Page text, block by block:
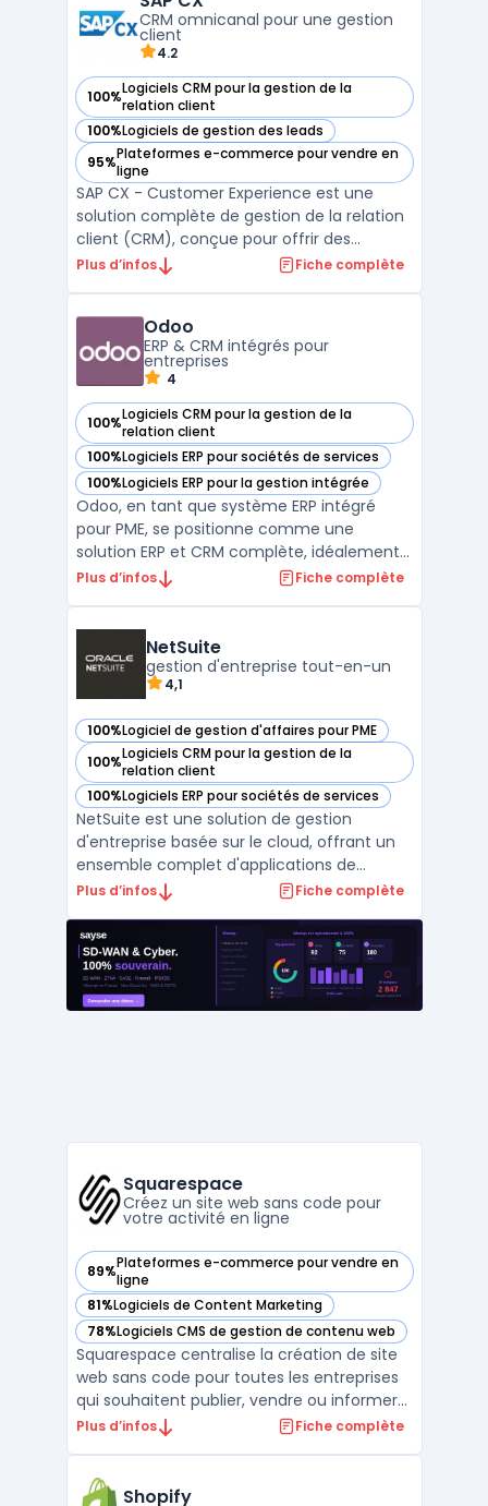
franchisées. Openbravo : est le choi ...
CRM omnicanal pour une gestion
client
4.2
100%Logiciels CRM pour la gestion de la
relation client
— voir SAP CX dans cette catégorie
100%Logiciels de gestion des leads
— voir SAP CX dans cette catégorie
95%Plateformes e-commerce pour vendre en
ligne
— voir SAP CX dans cette catégorie
SAP CX - Customer Experience est une
solution complète de gestion de la relation
client (CRM), conçue pour offrir des
expériences personnalisées et cohérentes
des ventes, la gestion des campagnes
marketing et le suivi ...
Plus d’infos Fiche complète
Odoo
ERP & CRM intégrés pour
entreprises
4
100%Logiciels CRM pour la gestion de la
relation client
— voir Odoo dans cette catégorie
100%Logiciels ERP pour sociétés de services
— voir Odoo dans cette catégorie
100%Logiciels ERP pour la gestion intégrée
— voir Odoo dans cette catégorie
Odoo, en tant que système ERP intégré
pour PME, se positionne comme une
solution ERP et CRM complète, idéalement
adaptée aux besoins des petites et
communauté de développeurs open
source, offre une flexibilité inégalée, p ...
Plus d’infos Fiche complète
NetSuite
gestion d'entreprise tout-en-un
4,1
100%Logiciel de gestion d'affaires pour PME
— voir NetSuite dans cette catégorie
100%Logiciels CRM pour la gestion de la
relation client
— voir NetSuite dans cette catégorie
100%Logiciels ERP pour sociétés de services
— voir NetSuite dans cette catégorie
NetSuite est une solution de gestion
d'entreprise basée sur le cloud, offrant un
ensemble complet d'applications de
gestion financière, de comptabilité, de
reporting financier et plus encore. La
solution NetSuite fournit une vue en temps
Plus d’infos Fiche complète
Squarespace
Créez un site web sans code pour
votre activité en ligne
89%Plateformes e-commerce pour vendre en
ligne
— voir Squarespace dans cette catégorie
81%Logiciels de Content Marketing
— voir Squarespace dans cette catégorie
78%Logiciels CMS de gestion de contenu web
— voir Squarespace dans cette catégorie
Squarespace centralise la création de site
web sans code pour toutes les entreprises
qui souhaitent publier, vendre ou informer
en ligne sans expertise technique interne.
gérer un blog ou un portfolio, suivre l’activ ...
Plus d’infos Fiche complète
Shopify